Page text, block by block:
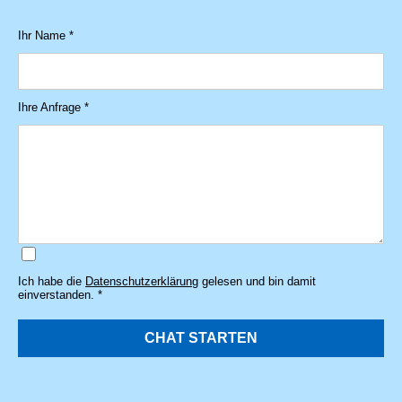
Ihr Name *
Ihre Anfrage *
Ich habe die Datenschutzerklärung gelesen und bin damit
einverstanden. *